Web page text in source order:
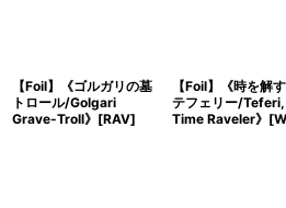
【Foil】《ゴルガリの墓
トロール/Golgari
Grave-Troll》[RAV]
【Foil】《時を解す
テフェリー/Teferi,
Time Raveler》